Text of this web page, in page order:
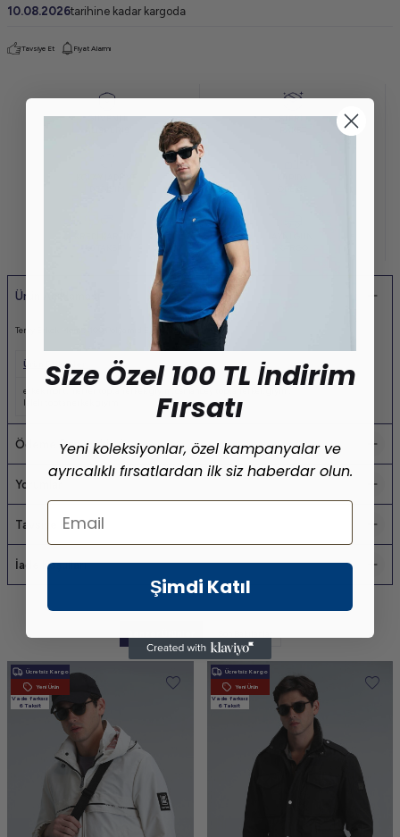
10.08.2026tarihine kadar kargoda
Tavsiye Et Fiyat Alarmı
GÜVENLİ
STERİL
Ürün Açıklaması
Terry Erkek Mont %100 Polyamid Erkek Dokuma Mont
Ürün Etiketleri
erkek mont
laleli toptan erkek giyim
Ödeme Seçenekleri
Yorumlar
Tavsiye Et
İade Koşulları
Ücretsiz Kargo
Yeni Ürün
Vade farksız
6 Taksit
Ücretsiz Kargo
Yeni Ürün
Vade farksız
6 Taksit
Size Özel 100 TL İndirim
Fırsatı
Yeni koleksiyonlar, özel kampanyalar ve
ayrıcalıklı fırsatlardan ilk siz haberdar olun.
Email
Şimdi Katıl